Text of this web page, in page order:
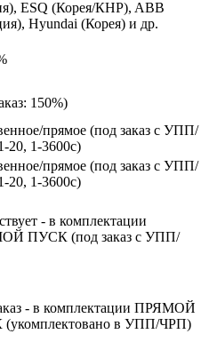
ESQ (Корея/КНР), ABB
Hyundai (Корея) и др.
150%)
прямое (под заказ с УПП/
20, 1-3600с)
прямое (под заказ с УПП/
20, 1-3600с)
- в комплектации
ПУСК (под заказ с УПП/
- в комплектации ПРЯМОЙ
в УПП/ЧРП)